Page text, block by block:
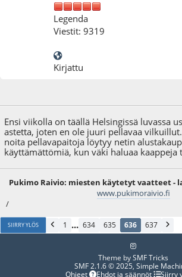
Legenda
Viestit: 9319
Kirjattu
Ensi viikolla on täällä Helsingissä luvassa
astetta, joten en ole juuri pellavaa
noita pellavapaitoja löytyy netin
käyttämättömiä, kun väki haluaa kaappeja
Pukimo Raivio: miesten käytetyt vaatteet -
www.pukimoraivio.fi
/
SIIRRY YLÖS 1 ... 634 635 636 637
Theme bySMF Tricks
SMF 2.1.6 © 2025, Simple
Ohjeet
Ehdot ja säännöt Siirry